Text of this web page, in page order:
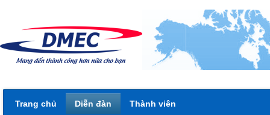
Trang chủ Diễn đàn Thành viên